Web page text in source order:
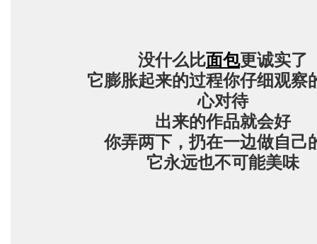
没什么比面包更诚实了
它膨胀起来的过程你仔细观察
心对待
出来的作品就会好
你弄两下，扔在一边做自己
它永远也不可能美味